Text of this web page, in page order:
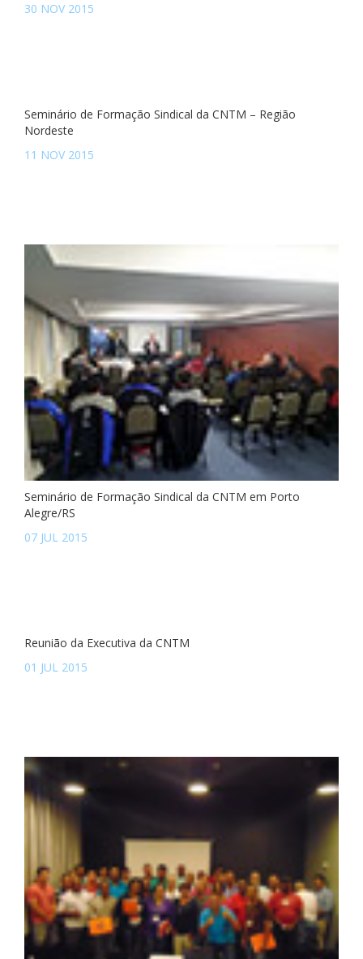
30 NOV 2015
Seminário de Formação Sindical da CNTM – Região
Nordeste
11 NOV 2015
Seminário de Formação Sindical da CNTM em Porto
Alegre/RS
07 JUL 2015
Reunião da Executiva da CNTM
01 JUL 2015